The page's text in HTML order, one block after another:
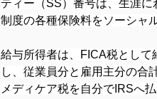
ティー（SS）番号は、生涯
制度の各種保険料をソーシャ
給与所得者は、FICA税として
し、従業員分と雇用主分の合
メディケア税を自分でIRSへ